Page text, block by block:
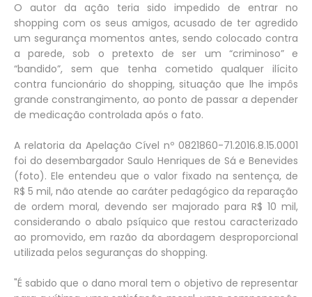
O autor da ação teria sido impedido de entrar no
shopping com os seus amigos, acusado de ter agredido
um segurança momentos antes, sendo colocado contra
a parede, sob o pretexto de ser um “criminoso” e
“bandido”, sem que tenha cometido qualquer ilícito
contra funcionário do shopping, situação que lhe impôs
grande constrangimento, ao ponto de passar a depender
de medicação controlada após o fato.
A relatoria da Apelação Cível nº 0821860-71.2016.8.15.0001
foi do desembargador Saulo Henriques de Sá e Benevides
(foto). Ele entendeu que o valor fixado na sentença, de
R$ 5 mil, não atende ao caráter pedagógico da reparação
de ordem moral, devendo ser majorado para R$ 10 mil,
considerando o abalo psíquico que restou caracterizado
ao promovido, em razão da abordagem desproporcional
utilizada pelos seguranças do shopping.
"É sabido que o dano moral tem o objetivo de representar